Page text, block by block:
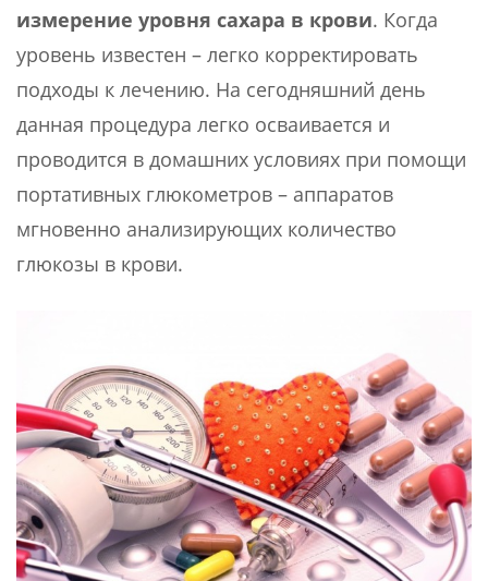
измерение уровня сахара в крови. Когда
уровень известен – легко корректировать
подходы к лечению. На сегодняшний день
данная процедура легко осваивается и
проводится в домашних условиях при помощи
портативных глюкометров – аппаратов
мгновенно анализирующих количество
глюкозы в крови.